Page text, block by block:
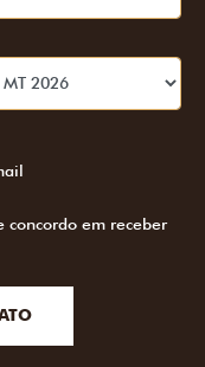
concordo em receber